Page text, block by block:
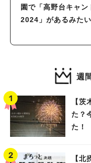
園で「高野台キャン
2024」があるみたい
週
【
た？
た！
【